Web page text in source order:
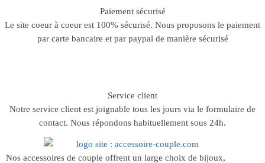
Paiement sécurisé
Le site coeur à coeur est 100% sécurisé. Nous proposons le paiement
par carte bancaire et par paypal de manière sécurisé
Service client
Notre service client est joignable tous les jours via le formulaire de
contact. Nous répondons habituellement sous 24h.
Nos accessoires de couple offrent un large choix de bijoux,